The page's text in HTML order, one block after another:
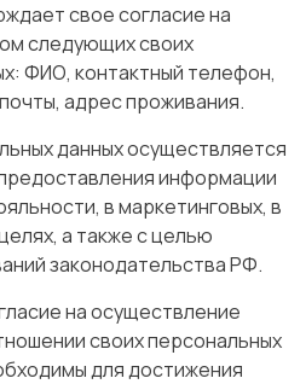
свое согласие на
следующих своих
ФИО, контактный телефон,
адрес проживания.
данных осуществляется
информации
в маркетинговых, в
а также с целью
законодательства РФ.
на осуществление
своих персональных
для достижения